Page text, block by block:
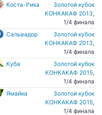
Коста-Рика
Золотой кубок
КОНКАКАФ 2013,
1/4 финала
Сальвадор
Золотой кубок
КОНКАКАФ 2013,
1/4 финала
Куба
Золотой кубок
КОНКАКАФ 2015,
1/4 финала
Ямайка
Золотой кубок
КОНКАКАФ 2015,
1/4 финала